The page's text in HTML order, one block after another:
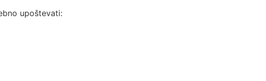
upoštevati: